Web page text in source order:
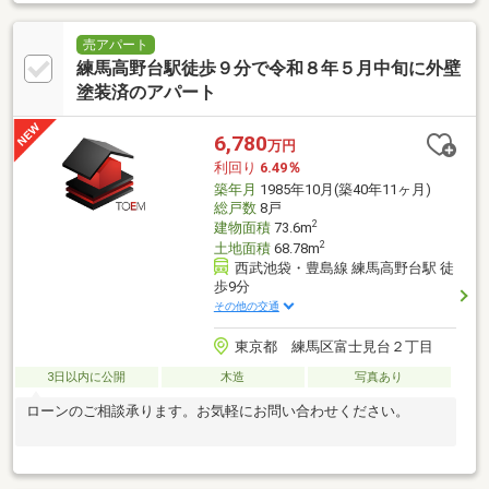
売アパート
練馬高野台駅徒歩９分で令和８年５月中旬に外壁
塗装済のアパート
6,780万円
利回り 6.49％
築年月 1985年10月(築40年11ヶ月)
総戸数8戸
建物面積73.6m2
土地面積68.78m2
西武池袋・豊島線 練馬高野台駅 徒
歩9分
その他の交通
東京都 練馬区富士見台２丁目
3日以内に公開 木造 写真あり
ローンのご相談承ります。お気軽にお問い合わせください。